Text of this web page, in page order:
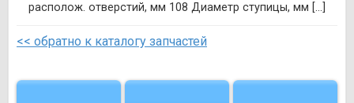
располож. отверстий, мм 108 Диаметр ступицы, мм [...]
<< обратно к каталогу запчастей